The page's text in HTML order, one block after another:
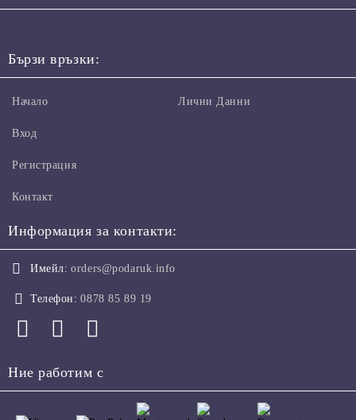
Бързи връзки:
Начало
Вход
Регистрация
Контакт
Лични Данни
Информация за контакти:
Имейл: orders@podaruk.info
Телефон: 0878 85 89 19
Ние работим с